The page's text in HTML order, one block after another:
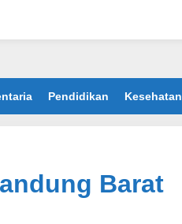
Pendidikan Kesehatan
Barat